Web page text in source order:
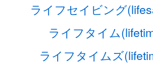
ライフセイビング
ライフタイム
ライフタイムズ